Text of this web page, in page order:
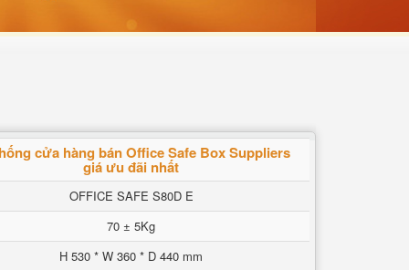
cửa hàng bán Office Safe Box Suppliers
giá ưu đãi nhất
OFFICE SAFE S80D E
70 ± 5Kg
H 530 * W 360 * D 440 mm